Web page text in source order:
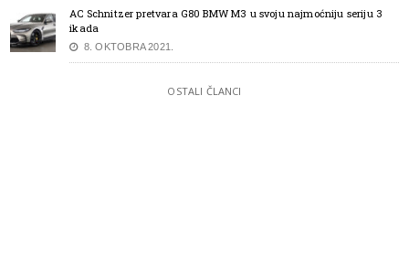
AC Schnitzer pretvara G80 BMW M3 u svoju najmoćniju seriju 3
ikada
8. OKTOBRA 2021.
OSTALI ČLANCI